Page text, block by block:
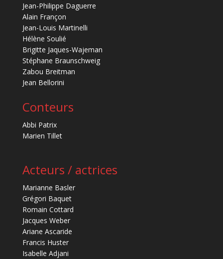
Jean-Philippe Daguerre
Alain Françon
Jean-Louis Martinelli
Hélène Soulié
Brigitte Jaques-Wajeman
Stéphane Braunschweig
Zabou Breitman
Jean Bellorini
Conteurs
Abbi Patrix
Marien Tillet
Acteurs / actrices
Marianne Basler
Grégori Baquet
Romain Cottard
Jacques Weber
Ariane Ascaride
Francis Huster
Isabelle Adjani